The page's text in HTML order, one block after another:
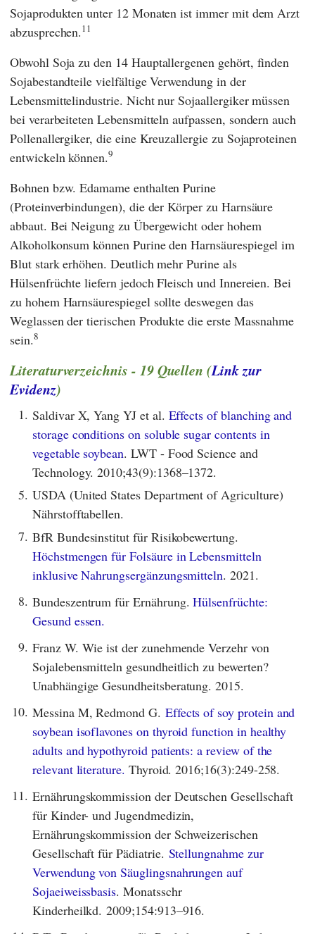
Sojaprodukten unter 12 Monaten ist immer mit dem Arzt
abzusprechen.11
Obwohl Soja zu den 14 Hauptallergenen gehört, finden
Sojabestandteile vielfältige Verwendung in der
Lebensmittelindustrie. Nicht nur Sojaallergiker müssen
bei verarbeiteten Lebensmitteln aufpassen, sondern auch
Pollenallergiker, die eine Kreuzallergie zu Sojaproteinen
entwickeln können.9
Bohnen bzw. Edamame enthalten Purine
(Proteinverbindungen), die der Körper zu Harnsäure
abbaut. Bei Neigung zu Übergewicht oder hohem
Alkoholkonsum können Purine den Harnsäurespiegel im
Blut stark erhöhen. Deutlich mehr Purine als
Hülsenfrüchte liefern jedoch Fleisch und Innereien. Bei
zu hohem Harnsäurespiegel sollte deswegen das
Weglassen der tierischen Produkte die erste Massnahme
sein.8
Literaturverzeichnis - 19 Quellen (Link zur
Evidenz)
1. Saldivar X, Yang YJ et al. Effects of blanching and
storage conditions on soluble sugar contents in
vegetable soybean. LWT - Food Science and
Technology. 2010;43(9):1368–1372.
5. USDA (United States Department of Agriculture)
Nährstofftabellen.
7. BfR Bundesinstitut für Risikobewertung.
Höchstmengen für Folsäure in Lebensmitteln
inklusive Nahrungsergänzungsmitteln. 2021.
8. Bundeszentrum für Ernährung.Hülsenfrüchte:
Gesund essen.
9. Franz W. Wie ist der zunehmende Verzehr von
Sojalebensmitteln gesundheitlich zu bewerten?
Unabhängige Gesundheitsberatung. 2015.
10. Messina M, Redmond G. Effects of soy protein and
soybean isoflavones on thyroid function in healthy
adults and hypothyroid patients: a review of the
relevant literature. Thyroid. 2016;16(3):249-258.
11. Ernährungskommission der Deutschen Gesellschaft
für Kinder- und Jugendmedizin,
Ernährungskommission der Schweizerischen
Gesellschaft für Pädiatrie. Stellungnahme zur
Verwendung von Säuglingsnahrungen auf
Sojaeiweissbasis. Monatsschr
Kinderheilkd. 2009;154:913–916.